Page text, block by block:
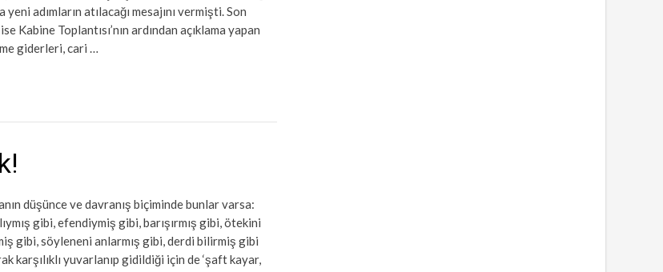
yeni adımların atılacağı mesajını vermişti. Son
Kabine Toplantısı’nın ardından açıklama yapan
giderleri, cari …
düşünce ve davranış biçiminde bunlar varsa:
gibi, efendiymiş gibi, barışırmış gibi, ötekini
gibi, söyleneni anlarmış gibi, derdi bilirmiş gibi
karşılıklı yuvarlanıp gidildiği için de ‘şaft kayar,